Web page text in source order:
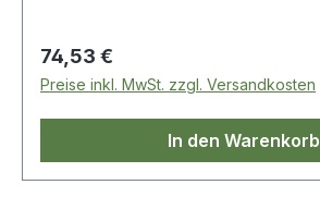
Regulärer Preis:
74,53 €
Preise inkl. MwSt. zzgl. Versandkosten
In den Warenkorb